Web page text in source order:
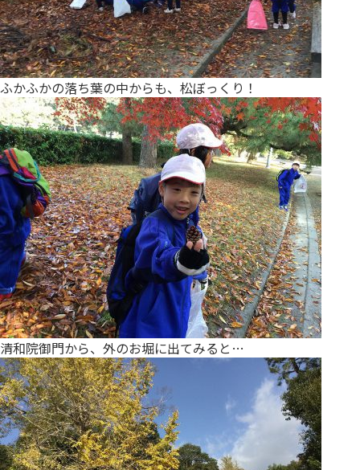
ふかふかの落ち葉の中からも、松ぼっくり！
清和院御門から、外のお堀に出てみると…